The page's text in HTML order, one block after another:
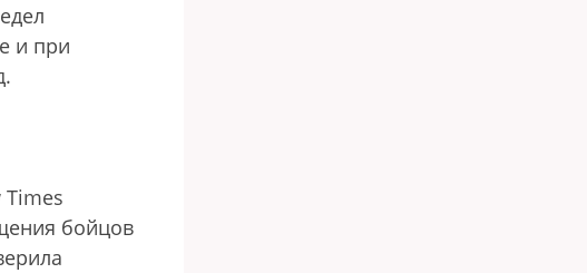
и при
Times
бойцов